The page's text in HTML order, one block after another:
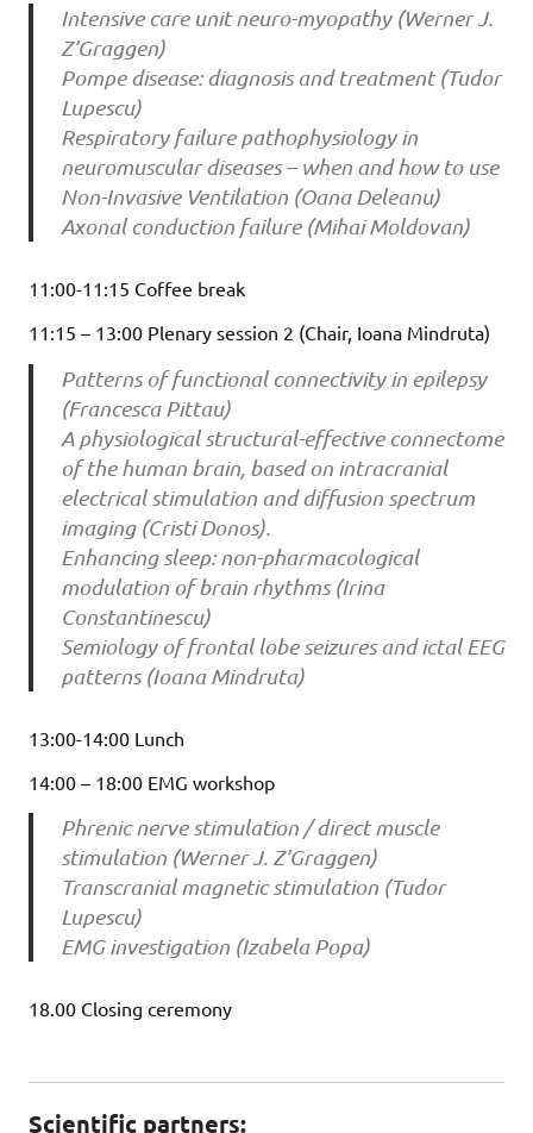
Intensive care unit neuro-myopathy (Werner J.
Z’Graggen)
Pompe disease: diagnosis and treatment (Tudor
Lupescu)
Respiratory failure pathophysiology in
neuromuscular diseases – when and how to use
Non-Invasive Ventilation (Oana Deleanu)
Axonal conduction failure (Mihai Moldovan)
11:00-11:15 Coffee break
11:15 – 13:00 Plenary session 2 (Chair, Ioana Mindruta)
Patterns of functional connectivity in epilepsy
(Francesca Pittau)
A physiological structural-effective connectome
of the human brain, based on intracranial
electrical stimulation and diffusion spectrum
imaging (Cristi Donos).
Enhancing sleep: non-pharmacological
modulation of brain rhythms (Irina
Constantinescu)
Semiology of frontal lobe seizures and ictal EEG
patterns (Ioana Mindruta)
13:00-14:00 Lunch
14:00 – 18:00 EMG workshop
Phrenic nerve stimulation / direct muscle
stimulation (Werner J. Z’Graggen)
Transcranial magnetic stimulation (Tudor
Lupescu)
EMG investigation (Izabela Popa)
18.00 Closing ceremony
Scientific partners: